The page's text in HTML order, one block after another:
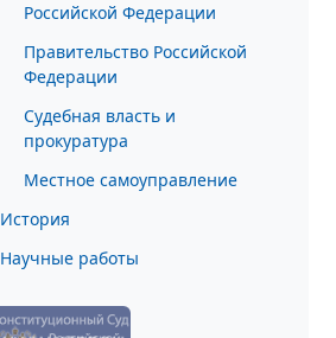
Российской Федерации
Правительство Российской
Федерации
Судебная власть и
прокуратура
Местное самоуправление
История
Научные работы